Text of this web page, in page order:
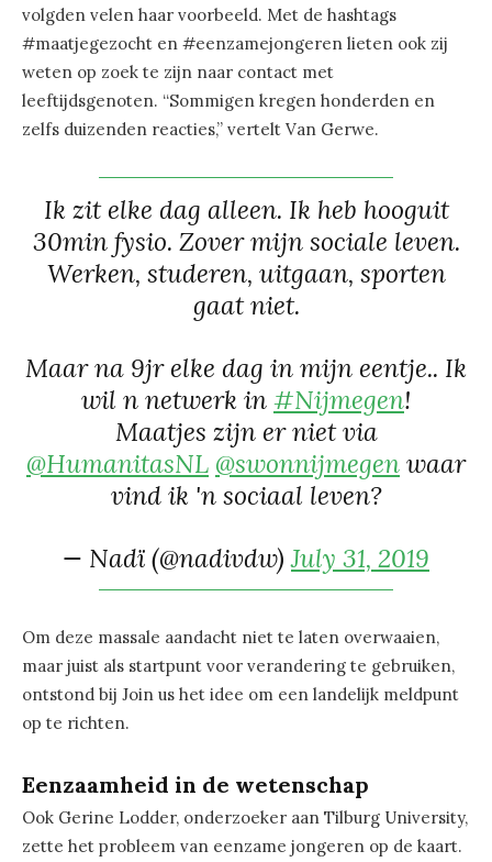
volgden velen haar voorbeeld. Met de hashtags
#maatjegezocht en #eenzamejongeren lieten ook zij
weten op zoek te zijn naar contact met
leeftijdsgenoten. “Sommigen kregen honderden en
zelfs duizenden reacties,” vertelt Van Gerwe.
Ik zit elke dag alleen. Ik heb hooguit
30min fysio. Zover mijn sociale leven.
Werken, studeren, uitgaan, sporten
gaat niet.
Maar na 9jr elke dag in mijn eentje.. Ik
wil n netwerk in #Nijmegen!
Maatjes zijn er niet via
@HumanitasNL @swonnijmegen waar
vind ik 'n sociaal leven?
— Nadï (@nadivdw)July 31, 2019
Om deze massale aandacht niet te laten overwaaien,
maar juist als startpunt voor verandering te gebruiken,
ontstond bij Join us het idee om een landelijk meldpunt
op te richten.
Eenzaamheid in de wetenschap
Ook Gerine Lodder, onderzoeker aan Tilburg University,
zette het probleem van eenzame jongeren op de kaart.